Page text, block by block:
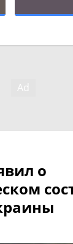
о